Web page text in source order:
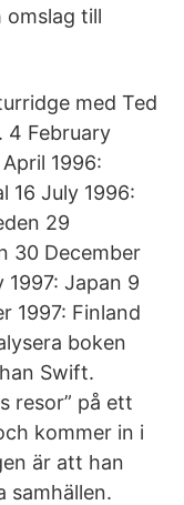
omslag till
med Ted
4 February
1996:
16 July 1996:
29
30 December
Japan 9
1997: Finland
boken
Swift.
resor” på ett
kommer in i
är att han
samhällen.